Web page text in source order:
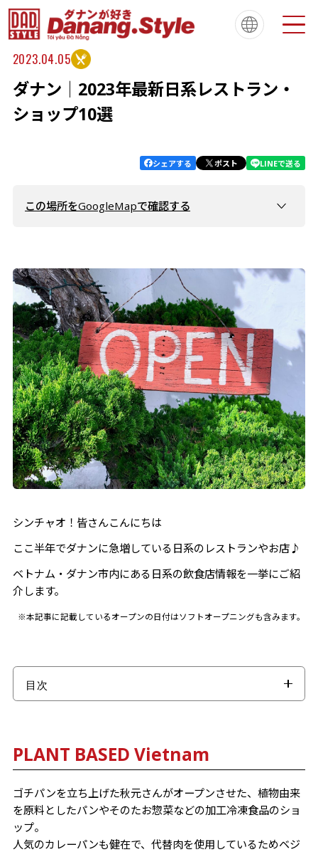
Tiếng Việt 한국
简体中文
繁體中文
Aboutダナンスタイルについて
2023.04.05
ダナン│2023年最新日系レストラン・
ショップ10選
シェアする ポスト LINEで送る
この場所をGoogleMapで確認する
Poké Wow - Salad Nhật
Table Produce
Ramen Nagisa
Roots Plant-based Cafe
シンチャオ！皆さんこんにちは
ここ半年でダナンに急増している日系のレストランやお店♪
ベトナム・ダナン市内にある日系の飲食店情報を一挙にご紹
介します。
※本記事に記載しているオープンの日付はソフトオープニングも含みます。
目次
Poke Wow Vietnam
【閉店】Ajiichi DaNang
【閉店】Oys - Bar & Lounge
Roots Plant-based Cafe(移転オープン)
PLANT BASED Vietnam
ゴチパンを立ち上げた秋元さんがオープンさせた、植物由来
を原料としたパンやそのたお惣菜などの加工冷凍食品のショ
ップ。
人気のカレーパンも健在で、代替肉を使用しているためベジ